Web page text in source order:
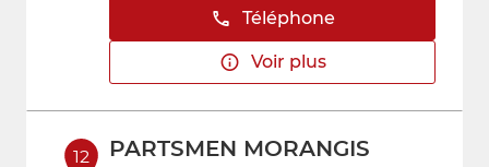
Téléphone
Voir plus
12 PARTSMEN MORANGIS